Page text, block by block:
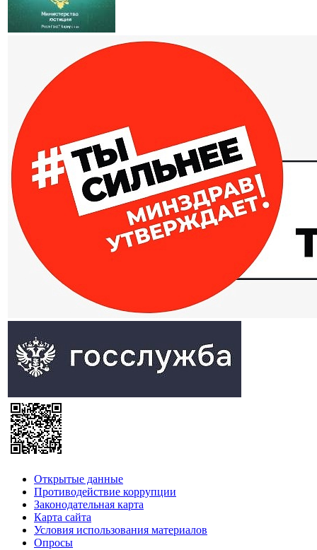
Открытые данные
Противодействие коррупции
Законодательная карта
Карта сайта
Условия использования материалов
Опросы